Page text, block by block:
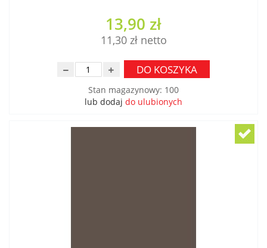
13,90 zł
11,30 zł
DO KOSZYKA
Stan magazynowy: 100
lub dodaj do ulubionych